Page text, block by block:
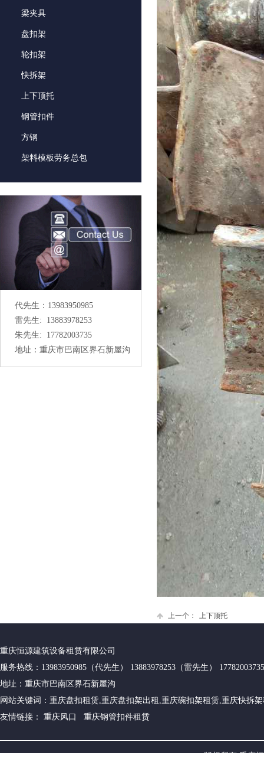
梁夹具
盘扣架
轮扣架
快拆架
上下顶托
钢管扣件
方钢
架料模板劳务总包
上一个： 上下顶托
代先生：13983950985
雷先生: 13883978253
朱先生: 17782003735
地址：重庆市巴南区界石新屋沟
重庆恒源建筑设备租赁有限公司
服务热线：13983950985（代先生） 13883978253（雷先生）
地址：重庆市巴南区界石新屋沟
网站关键词：重庆盘扣租赁,重庆盘扣架出租,重庆碗扣架租赁,重庆快拆
友情链接： 重庆风口 重庆钢管扣件租赁
版权所有 重庆